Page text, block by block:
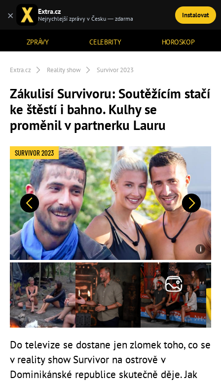
ZPRÁVY CELEBRITY HOROSKOP
TÉMATA
Extra.cz Reality show Survivor 2023
Zákulisí Survivoru: Soutěžícím stačí
ke štěstí i bahno. Kulhy se
proměnil v partnerku Lauru
Předchozí Další
SURVIVOR 2023
Do televize se dostane jen zlomek toho, co se
v reality show Survivor na ostrově v
Dominikánské republice skutečně děje. Jak
× Extra.cz
Nejrychlejší zprávy v Česku — zdarma Instalovat